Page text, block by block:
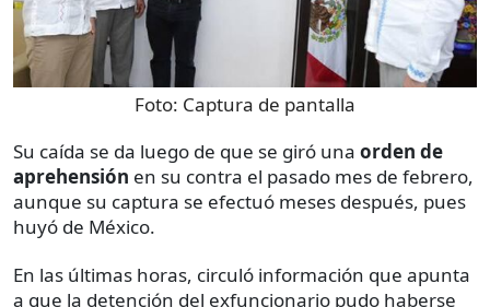
Foto: Captura de pantalla
Su caída se da luego de que se giró una orden de
aprehensión en su contra el pasado mes de febrero,
aunque su captura se efectuó meses después, pues
huyó de México.
En las últimas horas, circuló información que apunta
a que la detención del exfuncionario pudo haberse